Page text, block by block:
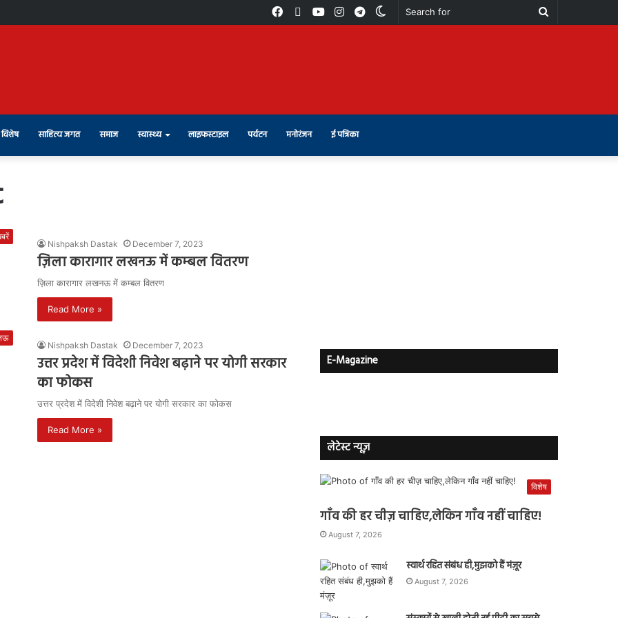
Search
Switch
Telegram
Instagram
Youtube
Facebook
विशेष साहित्य जगत समाज स्वास्थ्य लाइफस्टाइल पर्यटन मनोरंजन ई पत्रिका
Nishpaksh Dastak December 7, 2023
ज़िला कारागार लखनऊ में कम्बल वितरण
ज़िला कारागार लखनऊ में कम्बल वितरण
Read More »
Nishpaksh Dastak December 7, 2023
उत्तर प्रदेश में विदेशी निवेश बढ़ाने पर योगी सरकार
का फोकस
उत्तर प्रदेश में विदेशी निवेश बढ़ाने पर योगी सरकार का फोकस
Read More »
E-Magazine
लेटेस्ट न्यूज़
विशेष
गाँव की हर चीज़ चाहिए,लेकिन गाँव नहीं चाहिए!
August 7, 2026
स्वार्थ रहित संबंध ही,मुझको हैं मंज़ूर
August 7, 2026